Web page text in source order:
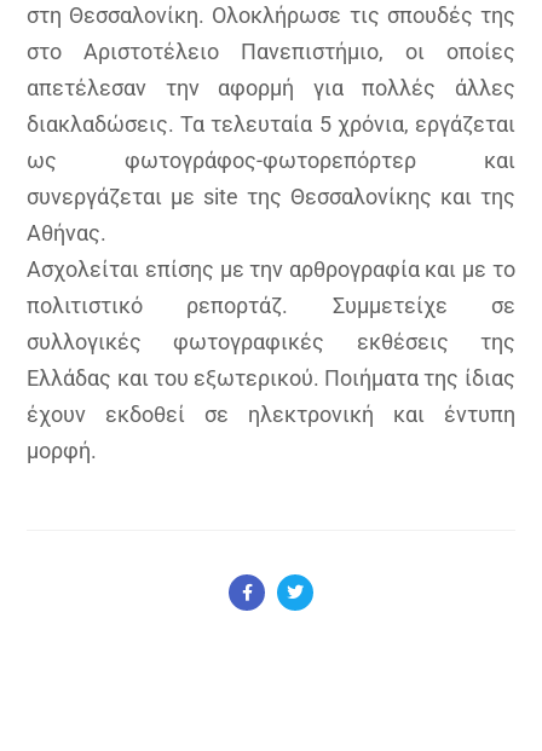
στη Θεσσαλονίκη. Ολοκλήρωσε τις σπουδές της
στο Αριστοτέλειο Πανεπιστήμιο, οι οποίες
απετέλεσαν την αφορμή για πολλές άλλες
διακλαδώσεις. Τα τελευταία 5 χρόνια, εργάζεται
ως φωτογράφος-φωτορεπόρτερ και
συνεργάζεται με site της Θεσσαλονίκης και της
Αθήνας.
Ασχολείται επίσης με την αρθρογραφία και με το
πολιτιστικό ρεπορτάζ. Συμμετείχε σε
συλλογικές φωτογραφικές εκθέσεις της
Ελλάδας και του εξωτερικού. Ποιήματα της ίδιας
έχουν εκδοθεί σε ηλεκτρονική και έντυπη
μορφή.